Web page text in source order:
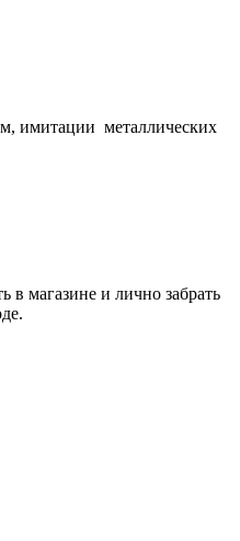
имитации металлических
магазине и лично забрать